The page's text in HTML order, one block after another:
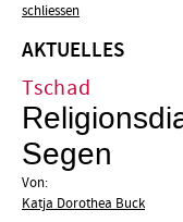
schliessen
AKTUELLES
Tschad
Segen
Von:
Katja Dorothea Buck